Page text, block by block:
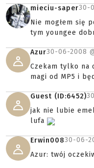
mieciu-saper30-
Nie mogłem się
tym youngee
Azur30-06-2008
Czekam tylko na
magi od MP5 i
Guest (ID:6452)
jak nie lubie
lufa
Erwin00830-06-
Azur: twój